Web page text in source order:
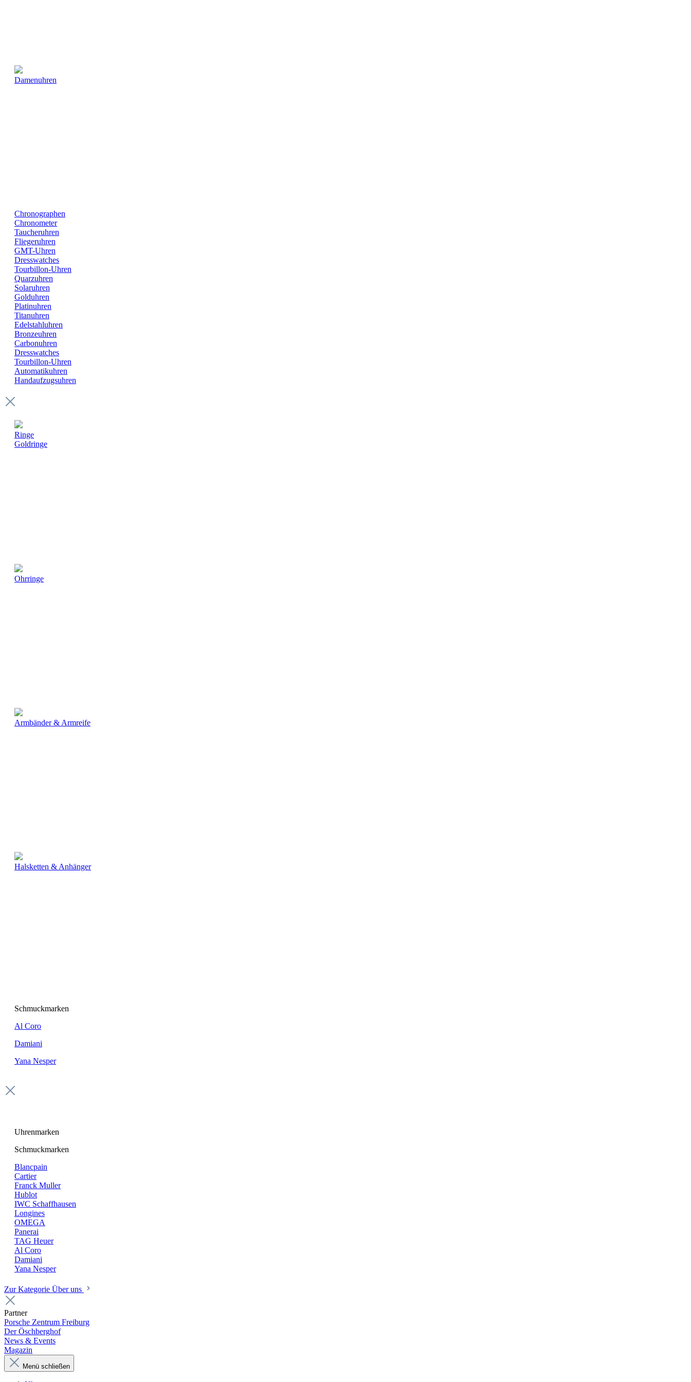
Damenuhren
Chronographen
Chronometer
Taucheruhren
Fliegeruhren
GMT-Uhren
Dresswatches
Tourbillon-Uhren
Quarzuhren
Solaruhren
Golduhren
Platinuhren
Titanuhren
Edelstahluhren
Bronzeuhren
Carbonuhren
Dresswatches
Tourbillon-Uhren
Automatikuhren
Handaufzugsuhren
Ringe
Goldringe
Ohrringe
Armbänder & Armreife
Halsketten & Anhänger
Schmuckmarken
Al Coro
Damiani
Yana Nesper
Uhrenmarken
Schmuckmarken
Blancpain
Cartier
Franck Muller
Hublot
IWC Schaffhausen
Longines
OMEGA
Panerai
TAG Heuer
Al Coro
Damiani
Yana Nesper
Zur Kategorie Über uns
Partner
Porsche Zentrum Freiburg
Der Öschberghof
News & Events
Magazin
Menü schließen